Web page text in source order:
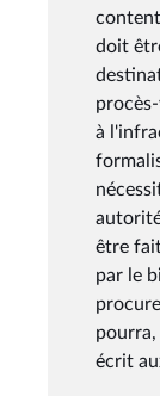
doit
à
être
par le
écrit